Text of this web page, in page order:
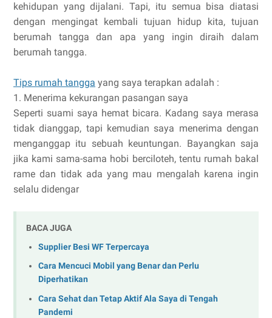
kehidupan yang dijalani. Tapi, itu semua bisa diatasi
dengan mengingat kembali tujuan hidup kita, tujuan
berumah tangga dan apa yang ingin diraih dalam
berumah tangga.
Tips rumah tangga yang saya terapkan adalah :
1. Menerima kekurangan pasangan saya
Seperti suami saya hemat bicara. Kadang saya merasa
tidak dianggap, tapi kemudian saya menerima dengan
menganggap itu sebuah keuntungan. Bayangkan saja
jika kami sama-sama hobi berciloteh, tentu rumah bakal
rame dan tidak ada yang mau mengalah karena ingin
selalu didengar
BACA JUGA
Supplier Besi WF Terpercaya
Cara Mencuci Mobil yang Benar dan Perlu
Diperhatikan
Cara Sehat dan Tetap Aktif Ala Saya di Tengah
Pandemi